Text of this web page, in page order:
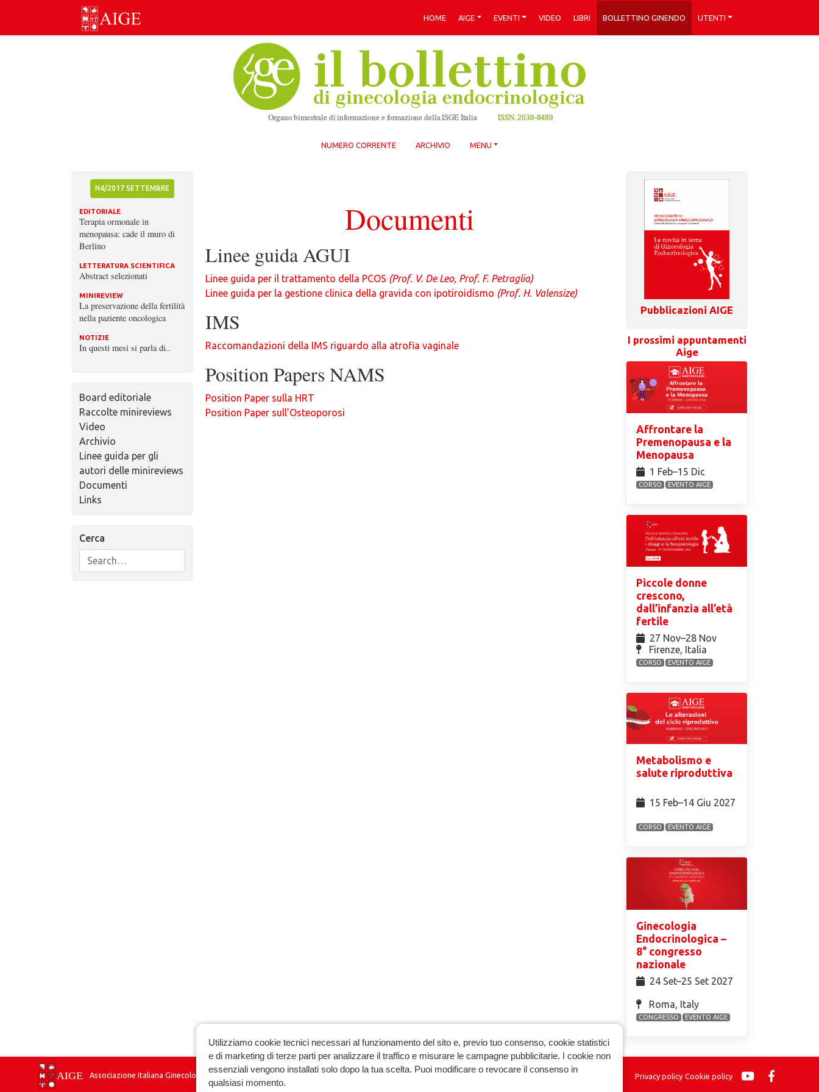
Skip
HOME AIGE EVENTI VIDEO LIBRI BOLLETTINO GINENDO UTENTI
NUMERO CORRENTE ARCHIVIO MENU
N4/2017 SETTEMBRE
EDITORIALE
Terapia ormonale in
menopausa: cade il muro di
Berlino
LETTERATURA SCIENTIFICA
Abstract selezionati
MINIREVIEW
La preservazione della fertilità
nella paziente oncologica
NOTIZIE
In questi mesi si parla di..
Board editoriale
Raccolte minireviews
Video
Archivio
Linee guida per gli
autori delle minireviews
Documenti
Links
Cerca
Documenti
Linee guida AGUI
Linee guida per il trattamento della PCOS (Prof. V. De Leo, Prof. F. Petraglia)
Linee guida per la gestione clinica della gravida con ipotiroidismo (Prof. H. Valensize)
IMS
Raccomandazioni della IMS riguardo alla atrofia vaginale
Position Papers NAMS
Position Paper sulla HRT
Position Paper sull’Osteoporosi
Pubblicazioni AIGE
I prossimi appuntamenti
Aige
Affrontare la
Premenopausa e la
Menopausa
1 Feb⁠–15 Dic
CORSO EVENTO AIGE
Piccole donne
crescono,
dall’infanzia all’età
fertile
27 Nov⁠–28 Nov
Firenze, Italia
CORSO EVENTO AIGE
Metabolismo e
salute riproduttiva
15 Feb⁠–14 Giu 2027
CORSO EVENTO AIGE
Ginecologia
Endocrinologica –
8° congresso
nazionale
24 Set⁠–25 Set 2027
Roma, Italy
CONGRESSO EVENTO AIGE
Associazione Italiana Ginecologia Endocrinologica Privacy policy Cookie policy
Utilizziamo cookie tecnici necessari al funzionamento del sito e, previo tuo consenso, cookie statistici
e di marketing di terze parti per analizzare il traffico e misurare le campagne pubblicitarie. I cookie non
essenziali vengono installati solo dopo la tua scelta. Puoi modificare o revocare il consenso in
qualsiasi momento.